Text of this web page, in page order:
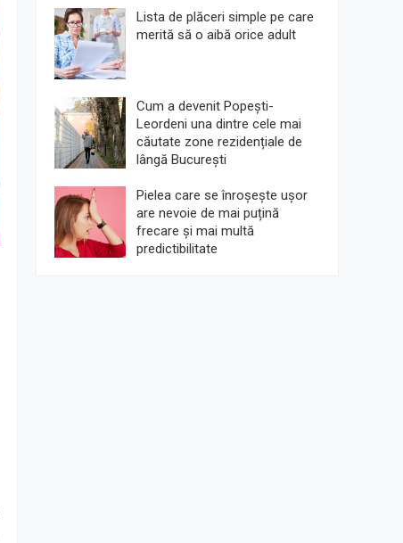
Lista de plăceri simple pe care
merită să o aibă orice adult
Cum a devenit Popești-
Leordeni una dintre cele mai
căutate zone rezidențiale de
lângă București
Pielea care se înroșește ușor
are nevoie de mai puțină
frecare și mai multă
predictibilitate